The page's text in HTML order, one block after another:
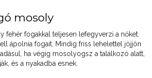
mosoly
fehér fogakkal teljesen lefegyverzi a nőket.
ápolnia fogait. Mindig friss lehelettel jöjjön
ha végig mosolyogsz a találkozó alatt,
és a nyakadba esnek.